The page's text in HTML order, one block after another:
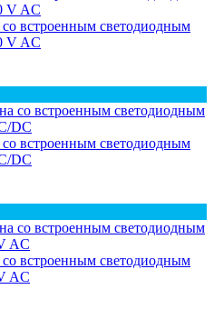
встроенным светодиодным
V AC
встроенным светодиодным
DC
встроенным светодиодным
AC